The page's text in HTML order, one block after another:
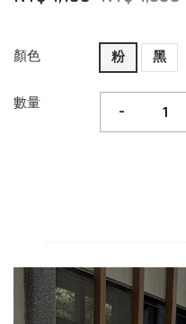
顏色 粉 黑
數量 -